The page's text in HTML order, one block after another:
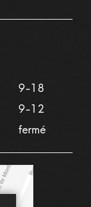
9-18
9-12
fermé